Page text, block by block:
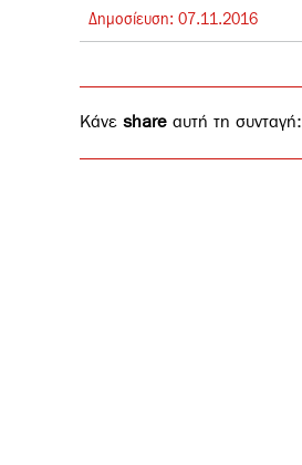
Δημοσίευση: 07.11.2016
Κάνε share αυτή τη συνταγή: